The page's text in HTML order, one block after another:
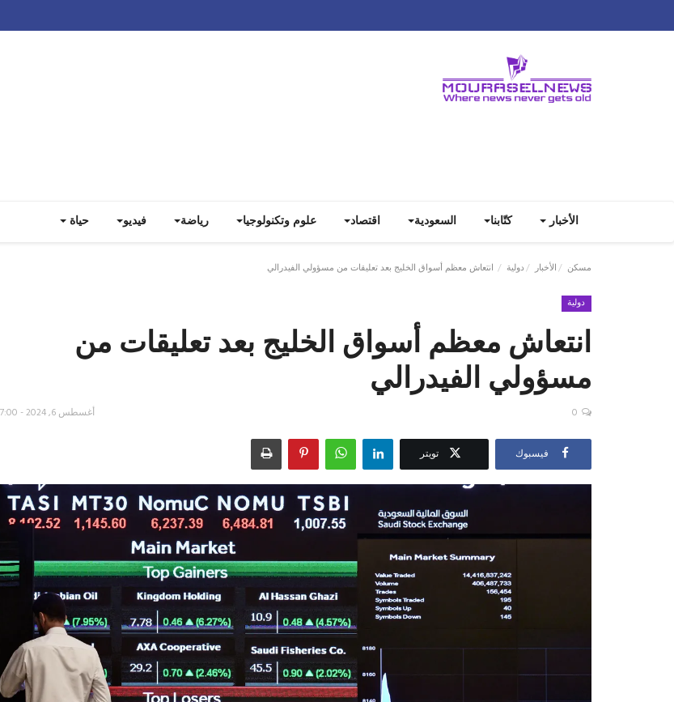
الأخبار كتّابنا السعودية اقتصاد علوم وتكنولوجيا رياضة فيديو حياة
مسكن الأخبار دولية انتعاش معظم أسواق الخليج بعد تعليقات من مسؤولي الفيدرالي
دولية
انتعاش معظم أسواق الخليج بعد تعليقات من
مسؤولي الفيدرالي
أغسطس 6, 2024 - 17:00 0
فيسبوك تويتر